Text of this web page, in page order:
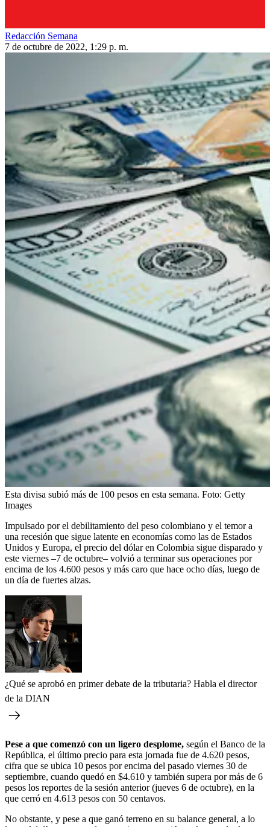
Redacción Semana
7 de octubre de 2022, 1:29 p. m.
Esta divisa subió más de 100 pesos en esta semana. Foto: Getty
Images
Impulsado por el debilitamiento del peso colombiano y el temor a
una recesión que sigue latente en economías como las de Estados
Unidos y Europa, el precio del dólar en Colombia sigue disparado y
este viernes –7 de octubre– volvió a terminar sus operaciones por
encima de los 4.600 pesos y más caro que hace ocho días, luego de
un día de fuertes alzas.
¿Qué se aprobó en primer debate de la tributaria? Habla el director
de la DIAN
Pese a que comenzó con un ligero desplome, según el Banco de la
República, el último precio para esta jornada fue de 4.620 pesos,
cifra que se ubica 10 pesos por encima del pasado viernes 30 de
septiembre, cuando quedó en $4.610 y también supera por más de 6
pesos los reportes de la sesión anterior (jueves 6 de octubre), en la
que cerró en 4.613 pesos con 50 centavos.
No obstante, y pese a que ganó terreno en su balance general, a lo